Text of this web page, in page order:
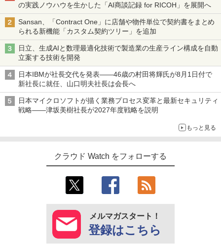
の実践ノウハウを生かした「AI商談記録 for RICOH」を展開へ
Sansan、「Contract One」に店舗や物件単位で契約書をまとめ
られる新機能「カスタム契約ツリー」を追加
日立、生成AIと数理最適化技術で製造業の生産ライン構成を自動
立案する技術を開発
日本IBMが社長交代を発表――46歳の村田将輝氏が8月1日付で
新社長に就任、山口明夫社長は会長へ
日本マイクロソフトが描く業務プロセス変革と最新セキュリティ
戦略――津坂美樹社長が2027年度戦略を説明
もっと見る
クラウド Watch をフォローする
メルマガスタート！
登録はこちら